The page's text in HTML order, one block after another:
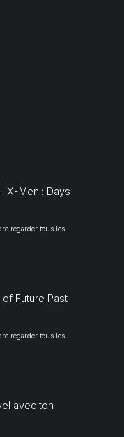
X-Men : Days
regarder tous les
Future Past
regarder tous les
avec ton